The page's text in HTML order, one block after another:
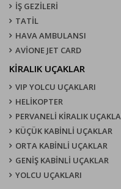
İŞ GEZİLERİ
TATİL
HAVA AMBULANSI
AVİONE JET CARD
KIRALIK UÇAKLAR
VIP YOLCU UÇAKLARI
HELİKOPTER
PERVANELİ KİRALIK
KÜÇÜK KABİNLİ UÇAKLAR
ORTA KABİNLİ UÇAKLAR
GENİŞ KABİNLİ UÇAKLAR
YOLCU UÇAKLARI